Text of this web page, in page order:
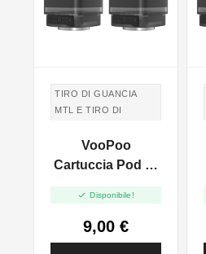
TIRO DI GUANCIA
MTL E TIRO DI
TIRO IN GUANCIA
MTL E TIRO DI
VooPoo
Cartuccia Pod Di
Vinci 2 / Vinci X 2
- 2pz
 Disponibile!
9,00 €